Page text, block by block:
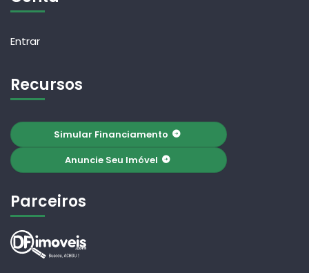
Entrar
Recursos
Simular Financiamento
Anuncie Seu Imóvel
Parceiros